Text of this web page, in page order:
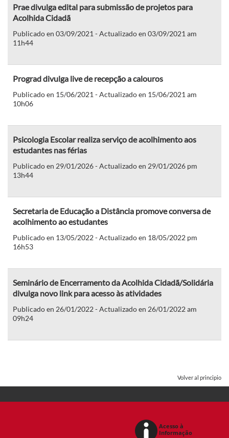
Prae divulga edital para submissão de projetos para
Acolhida Cidadã
Publicado en 03/09/2021 - Actualizado en 03/09/2021 am
11h44
Prograd divulga live de recepção a calouros
Publicado en 15/06/2021 - Actualizado en 15/06/2021 am
10h06
Psicologia Escolar realiza serviço de acolhimento aos
estudantes nas férias
Publicado en 29/01/2026 - Actualizado en 29/01/2026 pm
13h44
Secretaria de Educação a Distância promove conversa de
acolhimento ao estudantes
Publicado en 13/05/2022 - Actualizado en 18/05/2022 pm
16h53
Seminário de Encerramento da Acolhida Cidadã/Solidária
divulga novo link para acesso às atividades
Publicado en 26/01/2022 - Actualizado en 26/01/2022 am
09h24
Volver al principio